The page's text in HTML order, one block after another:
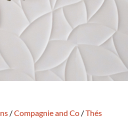
/Compagnie and Co /Thés